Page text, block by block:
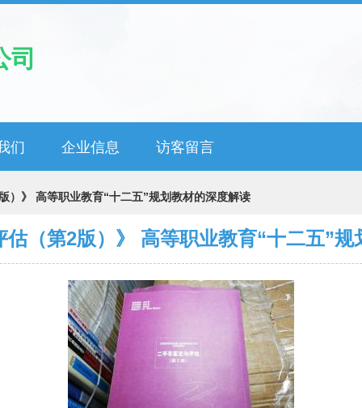
司
们 企业信息 访客留言
）》 高等职业教育“十二五”规划教材的深度解读
估（第2版）》 高等职业教育“十二五”规